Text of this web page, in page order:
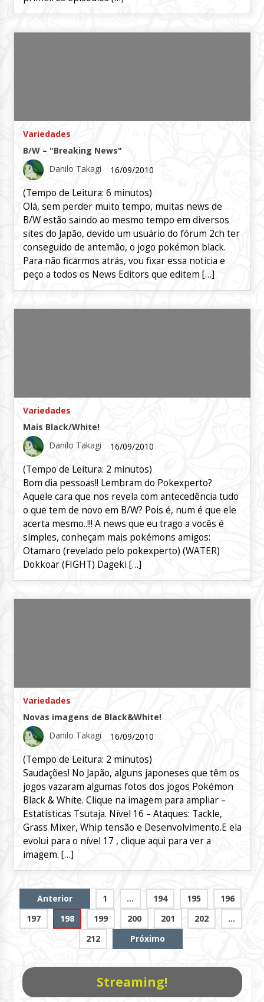
Variedades
B/W – "Breaking News"
Danilo Takagi
16/09/2010
(Tempo de Leitura: 6 minutos)
Olá, sem perder muito tempo, muitas news de
B/W estão saindo ao mesmo tempo em diversos
sites do Japão, devido um usuário do fórum 2ch ter
conseguido de antemão, o jogo pokémon black.
Para não ficarmos atrás, vou fixar essa notícia e
peço a todos os News Editors que editem […]
Variedades
Mais Black/White!
Danilo Takagi
16/09/2010
(Tempo de Leitura: 2 minutos)
Bom dia pessoas!! Lembram do Pokexperto?
Aquele cara que nos revela com antecedência tudo
o que tem de novo em B/W? Pois é, num é que ele
acerta mesmo..!!! A news que eu trago a vocês é
simples, conheçam mais pokémons amigos:
Otamaro (revelado pelo pokexperto) (WATER)
Dokkoar (FIGHT) Dageki […]
Variedades
Novas imagens de Black&White!
Danilo Takagi
16/09/2010
(Tempo de Leitura: 2 minutos)
Saudações! No Japão, alguns japoneses que têm os
jogos vazaram algumas fotos dos jogos Pokémon
Black & White. Clique na imagem para ampliar –
Estatísticas Tsutaja. Nível 16 – Ataques: Tackle,
Grass Mixer, Whip tensão e Desenvolvimento.E ela
evolui para o nível 17 , clique aqui para ver a
imagem. […]
Paginação
de
posts
Anterior 1 … 194 195
196
197
198 199 200 201 202
…
212
Próximo
Streaming!